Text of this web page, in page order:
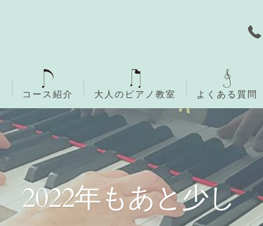
コース紹介
無料体験レッスン
ご入会までの流れ
大人のピアノ教室 よくある質問
2022年もあと少し